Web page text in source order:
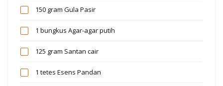
150 gram Gula Pasir
1 bungkus Agar-agar putih
125 gram Santan cair
1 tetes Esens Pandan